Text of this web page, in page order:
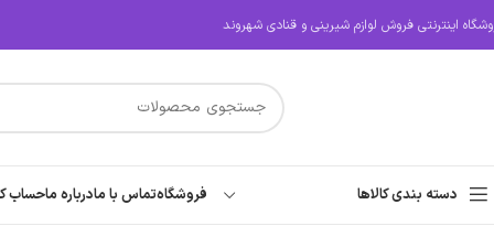
اینترنتی فروش لوازم شیرینی و قنادی شهروند
دسته بندی کالاها فروشگاهتماس با مادرباره ماحساب